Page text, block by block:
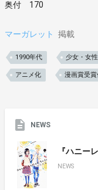
奥付 170
マーガレット 掲載
1990年代 少女・女性
アニメ化 漫画賞受賞
NEWS
『ハニー
NEWS